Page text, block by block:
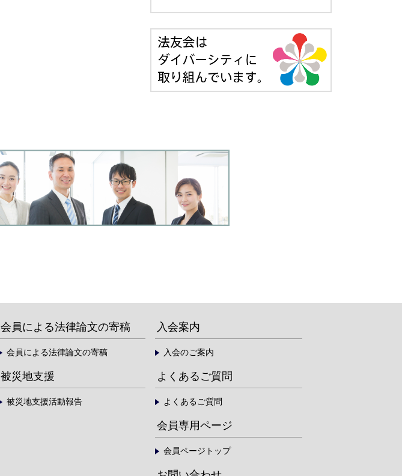
会員による法律論文の寄稿
会員による法律論文の寄稿
被災地支援
被災地支援活動報告
入会案内
入会のご案内
よくあるご質問
よくあるご質問
会員専用ページ
会員ページトップ